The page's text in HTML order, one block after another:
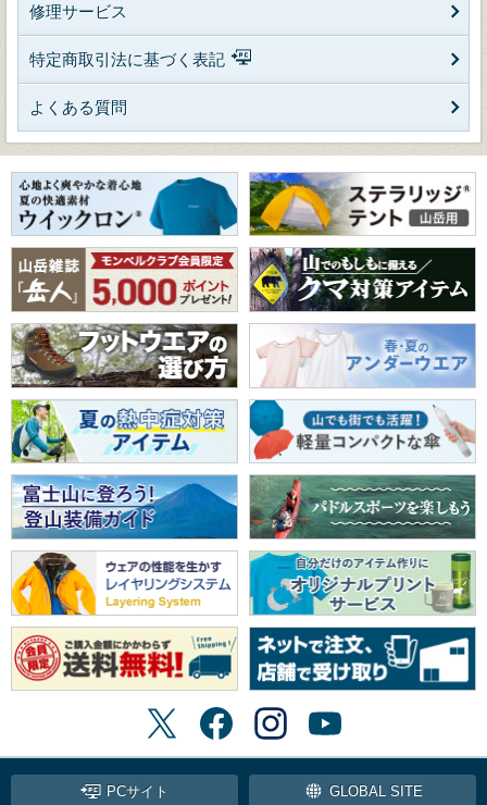
修理サービス
特定商取引法に基づく表記
よくある質問
PCサイト GLOBAL SITE